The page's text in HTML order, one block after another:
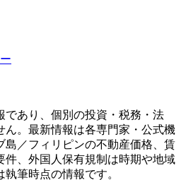
であり、個別の投資・税務・法
ん。最新情報は各専門家・公式機
島／フィリピンの不動産価格、賃
件、外国人保有規制は時期や地域
筆時点の情報です。